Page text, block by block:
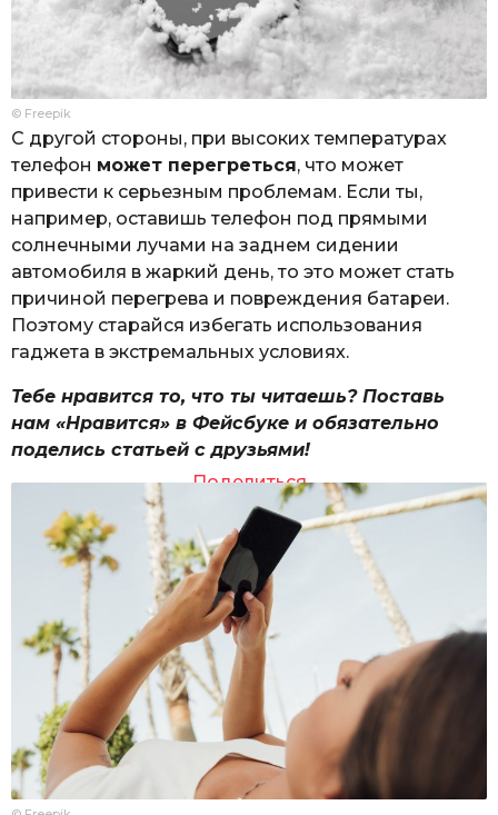
© Freepik
С другой стороны, при высоких температурах
телефон может перегреться, что может
привести к серьезным проблемам. Если ты,
например, оставишь телефон под прямыми
солнечными лучами на заднем сидении
автомобиля в жаркий день, то это может стать
причиной перегрева и повреждения батареи.
Поэтому старайся избегать использования
гаджета в экстремальных условиях.
Тебе нравится то, что ты читаешь? Поставь
нам «Нравится» в Фейсбуке и обязательно
поделись статьей с друзьями!
Поделиться